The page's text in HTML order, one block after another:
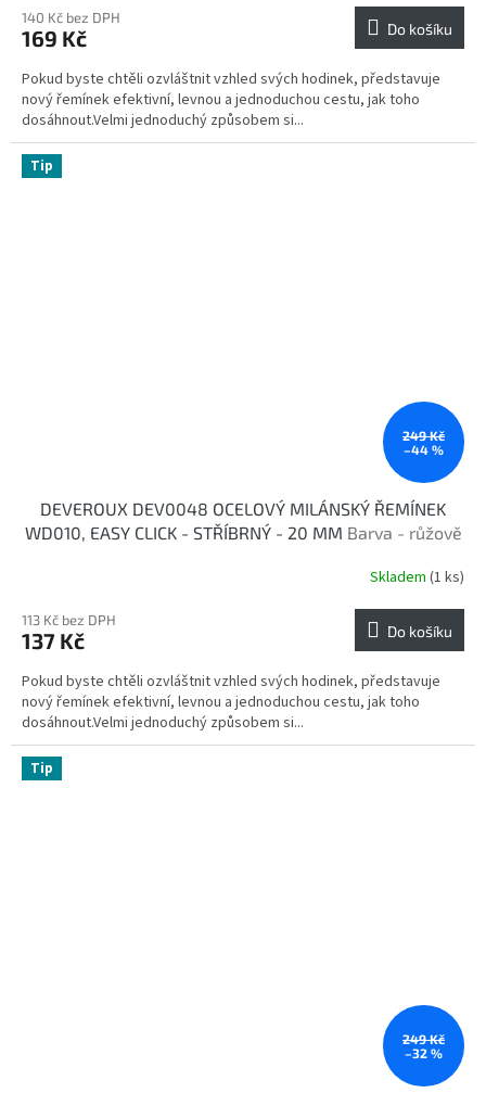
140 Kč bez DPH
169 Kč Do košíku
Pokud byste chtěli ozvláštnit vzhled svých hodinek, představuje
nový řemínek efektivní, levnou a jednoduchou cestu, jak toho
dosáhnout.Velmi jednoduchý způsobem si...
Tip
249 Kč
–44 %
DEVEROUX DEV0048 OCELOVÝ MILÁNSKÝ ŘEMÍNEK
WD010, EASY CLICK - STŘÍBRNÝ - 20 MM Barva - růžově
Skladem (1 ks)
113 Kč bez DPH
137 Kč Do košíku
Pokud byste chtěli ozvláštnit vzhled svých hodinek, představuje
nový řemínek efektivní, levnou a jednoduchou cestu, jak toho
dosáhnout.Velmi jednoduchý způsobem si...
Tip
249 Kč
–32 %